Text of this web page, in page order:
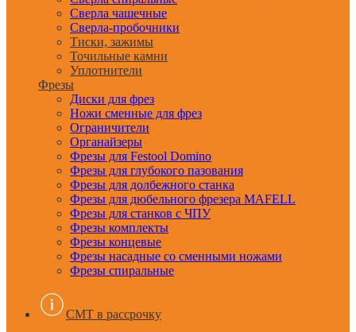
Сверла чашечные
Сверла-пробочники
Тиски, зажимы
Точильные камни
Уплотнители
Фрезы
Диски для фрез
Ножи сменные для фрез
Ограничители
Органайзеры
Фрезы для Festool Domino
Фрезы для глубокого пазования
Фрезы для долбежного станка
Фрезы для дюбельного фрезера MAFELL
Фрезы для станков с ЧПУ
Фрезы комплекты
Фрезы концевые
Фрезы насадные со сменными ножами
Фрезы спиральные
CMT в рассрочку